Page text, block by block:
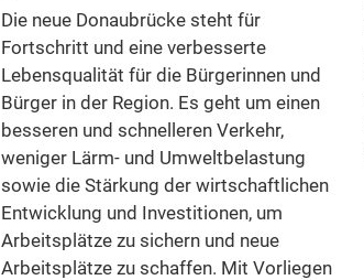
Die neue Donaubrücke steht für
Fortschritt und eine verbesserte
Lebensqualität für die Bürgerinnen und
Bürger in der Region. Es geht um einen
besseren und schnelleren Verkehr,
weniger Lärm- und Umweltbelastung
sowie die Stärkung der wirtschaftlichen
Entwicklung und Investitionen, um
Arbeitsplätze zu sichern und neue
Arbeitsplätze zu schaffen. Mit Vorliegen